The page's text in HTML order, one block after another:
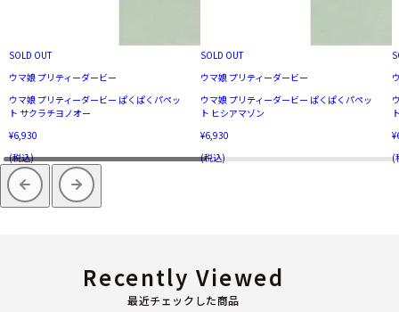
SOLD OUT
ウマ娘 プリティーダービー
ウマ娘 プリティーダービー ぱくぱくパペッ
ト サクラチヨノオー
¥6,930
(税込)
SOLD OUT
ウマ娘 プリティーダービー
ウマ娘 プリティーダービー ぱくぱくパペッ
ト ヒシアマゾン
¥6,930
(税込)
(
最近チェックした商品
Recently Viewed